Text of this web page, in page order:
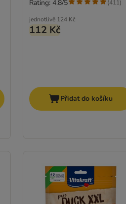
jednotlivě 124 Kč
112 Kč
Rating: 4.8/5 (411)
Přidat do košíku